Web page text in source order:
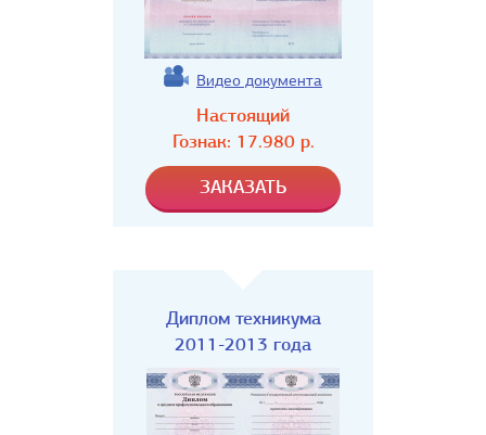
Видео документа
Настоящий
Гознак: 17.980р.
Диплом техникума
2011-2013 года